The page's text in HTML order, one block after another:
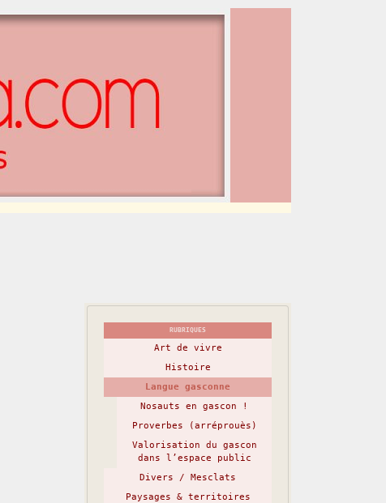
RUBRIQUES
Art de vivre
Histoire
Langue gasconne
Nosauts en gascon !
Proverbes (arréprouès)
Valorisation du gascon
dans l’espace public
Divers / Mesclats
Paysages & territoires